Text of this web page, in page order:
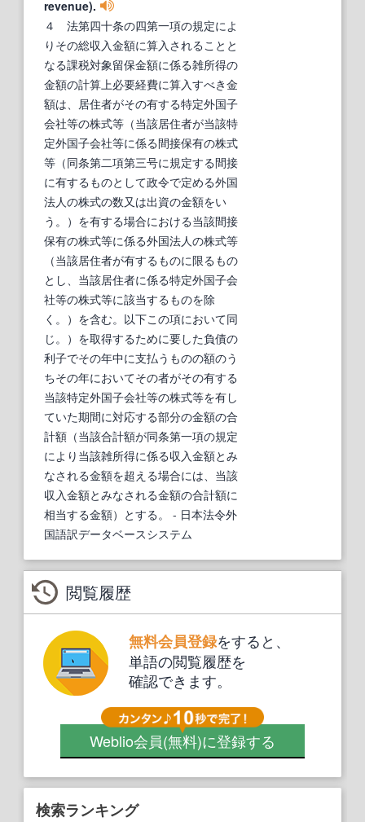
revenue).
４ 法第四十条の四第一項の規定によ
りその総収入金額に算入されることと
なる課税対象留保金額に係る雑所得の
金額の計算上必要経費に算入すべき金
額は、居住者がその有する特定外国子
会社等の株式等（当該居住者が当該特
定外国子会社等に係る間接保有の株式
等（同条第二項第三号に規定する間接
に有するものとして政令で定める外国
法人の株式の数又は出資の金額をい
う。）を有する場合における当該間接
保有の株式等に係る外国法人の株式等
（当該居住者が有するものに限るもの
とし、当該居住者に係る特定外国子会
社等の株式等に該当するものを除
く。）を含む。以下この項において同
じ。）を取得するために要した負債の
利子でその年中に支払うものの額のう
ちその年においてその者がその有する
当該特定外国子会社等の株式等を有し
ていた期間に対応する部分の金額の合
計額（当該合計額が同条第一項の規定
により当該雑所得に係る収入金額とみ
なされる金額を超える場合には、当該
収入金額とみなされる金額の合計額に
相当する金額）とする。
- 日本法令外
国語訳データベースシステム
閲覧履歴
無料会員登録をすると、
単語の閲覧履歴を
確認できます。
Weblio会員(無料)に登録する
検索ランキング